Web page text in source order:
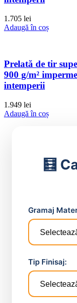
1.705 lei
Adaugă în coș
Prelată de tir
900 g/m²
intemperii
1.949 lei
Adaugă în coș
🧮
Gramaj
Tip Finisaj: